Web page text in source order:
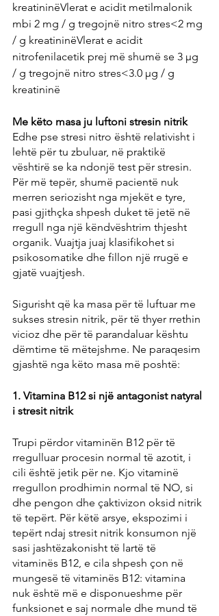
kreatininëVlerat e acidit metilmalonik
mbi 2 mg / g tregojnë nitro stres<2 mg
/ g kreatininëVlerat e acidit
nitrofenilacetik prej më shumë se 3 µg
/ g tregojnë nitro stres<3.0 µg / g
kreatininë
Me këto masa ju luftoni stresin nitrik
Edhe pse stresi nitro është relativisht i
lehtë për tu zbuluar, në praktikë
vështirë se ka ndonjë test për stresin.
Për më tepër, shumë pacientë nuk
merren seriozisht nga mjekët e tyre,
pasi gjithçka shpesh duket të jetë në
rregull nga një këndvështrim thjesht
organik. Vuajtja juaj klasifikohet si
psikosomatike dhe fillon një rrugë e
gjatë vuajtjesh.
Sigurisht që ka masa për të luftuar me
sukses stresin nitrik, për të thyer rrethin
vicioz dhe për të parandaluar kështu
dëmtime të mëtejshme. Ne paraqesim
gjashtë nga këto masa më poshtë:
1. Vitamina B12 si një antagonist natyral
i stresit nitrik
Trupi përdor vitaminën B12 për të
rregulluar procesin normal të azotit, i
cili është jetik për ne. Kjo vitaminë
rregullon prodhimin normal të NO, si
dhe pengon dhe çaktivizon oksid nitrik
të tepërt. Për këtë arsye, ekspozimi i
tepërt ndaj stresit nitrik konsumon një
sasi jashtëzakonisht të lartë të
vitaminës B12, e cila shpesh çon në
mungesë të vitaminës B12: vitamina
nuk është më e disponueshme për
funksionet e saj normale dhe mund të